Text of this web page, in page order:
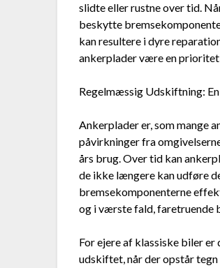
slidte eller rustne over tid.
beskytte
kan resultere i dyre
ankerplader være en prioritet
Regelmæssig Udskiftning:
Ankerplader er, som mange
påvirkninger fra
års brug. Over tid kan
de ikke længere kan udføre
bremsekomponenterne
og i værste fald, faretruende
For ejere af klassiske biler
udskiftet, når der opstår